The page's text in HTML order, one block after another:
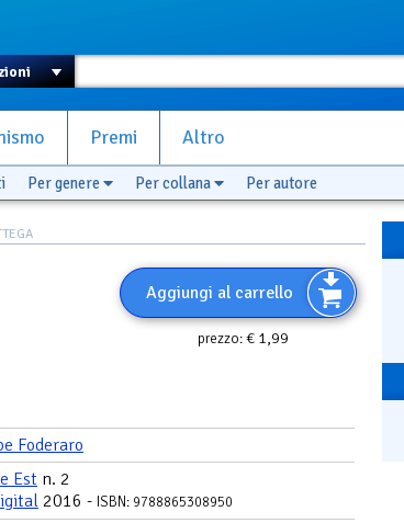
Premi Altro
Per genere Per collana Per autore
Aggiungi al carrello
prezzo:€ 1,99
Foderaro
Est n. 2
2016 - ISBN: 9788865308950